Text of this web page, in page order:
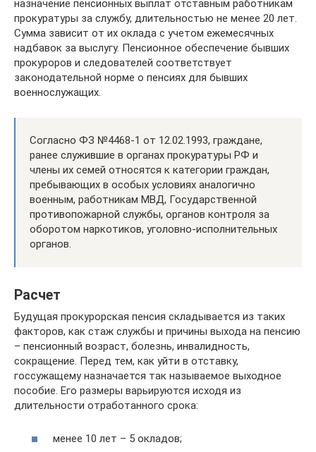
назначение пенсионных выплат отставным работникам
прокуратуры за службу, длительностью не менее 20 лет.
Сумма зависит от их оклада с учетом ежемесячных
надбавок за выслугу. Пенсионное обеспечение бывших
прокуроров и следователей соответствует
законодательной норме о пенсиях для бывших
военнослужащих.
Согласно ФЗ №4468-1 от 12.02.1993, граждане,
ранее служившие в органах прокуратуры РФ и
члены их семей относятся к категории граждан,
пребывающих в особых условиях аналогично
военным, работникам МВД, Государственной
противопожарной службы, органов контроля за
оборотом наркотиков, уголовно-исполнительных
органов.
Расчет
Будущая прокурорская пенсия складывается из таких
факторов, как стаж службы и причины выхода на пенсию
– пенсионный возраст, болезнь, инвалидность,
сокращение. Перед тем, как уйти в отставку,
госсужащему назначается так называемое выходное
пособие. Его размеры варьируются исходя из
длительности отработанного срока:
менее 10 лет – 5 окладов;